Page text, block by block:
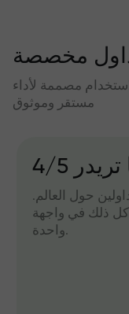
مخصصة
مصممة لأداء
مستقر وموثوق
4/5
حول العالم.
كل ذلك في واجهة
واحدة.